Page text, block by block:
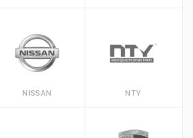
NISSAN NTY